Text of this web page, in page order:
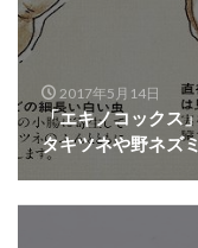
2017年5月14日
「エキノコックス
タキツネや野ネズ